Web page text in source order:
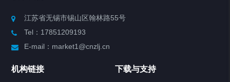
制冷加热动态控温系统
江苏省无锡市锡山区翰林路55号
Tel：17851209193
E-mail：market1@cnzlj.cn
机构链接 下载与支持